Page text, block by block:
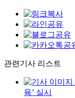
관련기사 리스트
육’ 실시